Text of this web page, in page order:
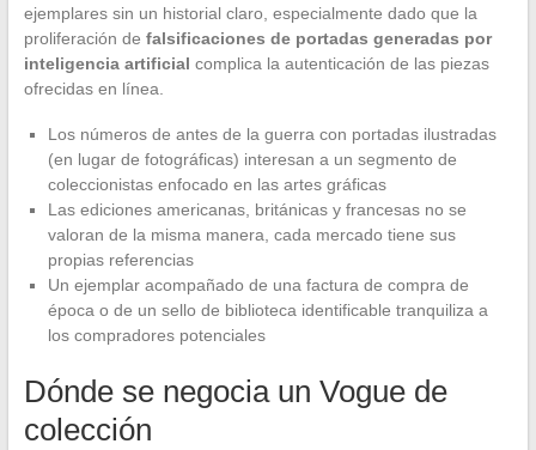
ejemplares sin un historial claro, especialmente dado que la
proliferación de falsificaciones de portadas generadas por
inteligencia artificial complica la autenticación de las piezas
ofrecidas en línea.
Los números de antes de la guerra con portadas ilustradas
(en lugar de fotográficas) interesan a un segmento de
coleccionistas enfocado en las artes gráficas
Las ediciones americanas, británicas y francesas no se
valoran de la misma manera, cada mercado tiene sus
propias referencias
Un ejemplar acompañado de una factura de compra de
época o de un sello de biblioteca identificable tranquiliza a
los compradores potenciales
Dónde se negocia un Vogue de
colección